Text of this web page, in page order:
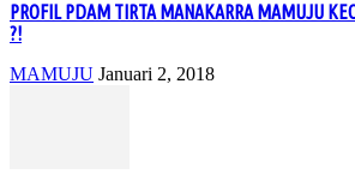
PROFIL PDAM TIRTA MANAKARRA MAMUJU
?!
MAMUJU Januari 2, 2018